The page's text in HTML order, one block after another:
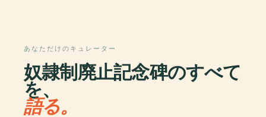
あなただけのキュレーター
奴隷制廃止記念碑のすべて
を、
語る。